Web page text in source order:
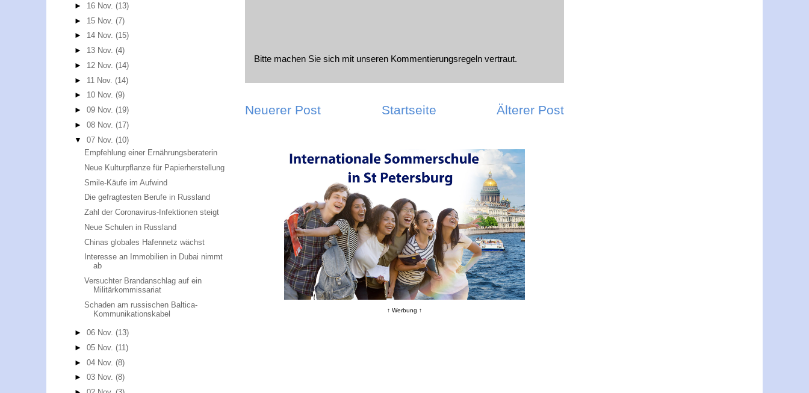
Bitte machen Sie sich mit unseren Kommentierungsregeln vertraut.
Neuerer Post Älterer Post
Startseite
↑ Werbung ↑
► 16 Nov.(13)
► 15 Nov.(7)
► 14 Nov.(15)
► 13 Nov.(4)
► 12 Nov.(14)
► 11 Nov.(14)
► 10 Nov.(9)
►09 Nov.(19)
►08 Nov.(17)
▼07 Nov.(10)
Empfehlung einer Ernährungsberaterin
Neue Kulturpflanze für Papierherstellung
Smile-Käufe im Aufwind
Die gefragtesten Berufe in Russland
Zahl der Coronavirus-Infektionen steigt
Neue Schulen in Russland
Chinas globales Hafennetz wächst
Interesse an Immobilien in Dubai nimmt
ab
Versuchter Brandanschlag auf ein
Militärkommissariat
Schaden am russischen Baltica-
Kommunikationskabel
►06 Nov.(13)
►05 Nov.(11)
►04 Nov.(8)
►03 Nov.(8)